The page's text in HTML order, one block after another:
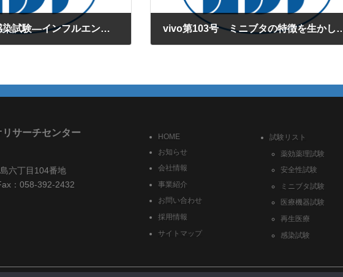
vivo第101号 感染試験―インフルエンザの治療効果― vivo第103号 ミニブタの
サーチセンター
六丁目104番地
：058-392-2432
HOME
お知らせ
会社情報
事業紹介
お問い合わせ
採用情報
サイトマップ
試験リスト
薬効薬理試験
安全性試験
ミニブタ試験
医療機器試験
再生医療
感染試験